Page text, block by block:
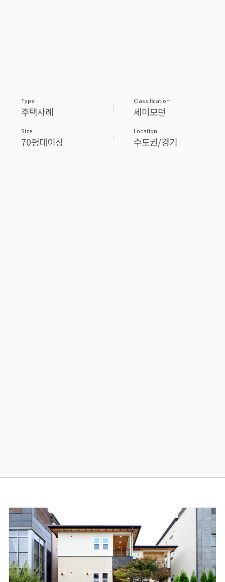
Type
주택사례
Classification
세미모던
Size
70평대이상
Location
수도권/경기